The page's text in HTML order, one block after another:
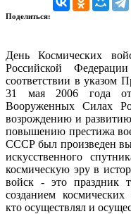
Поделиться:
День Космических
Российской
соответствии в указом
31 мая 2006 года
Вооруженных Силах
возрождению и
повышению престижа
СССР был произведен
искусственного
космическую эру в
войск - это праздник
созданием
кто осуществлял и